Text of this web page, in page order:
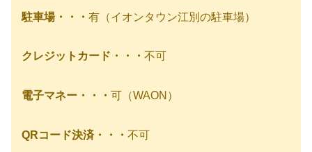
駐車場・・・ 有（イオンタウン江別の駐車場）
クレジットカード・・・ 不可
電子マネー・・・ 可（WAON）
QRコード決済・・・ 不可